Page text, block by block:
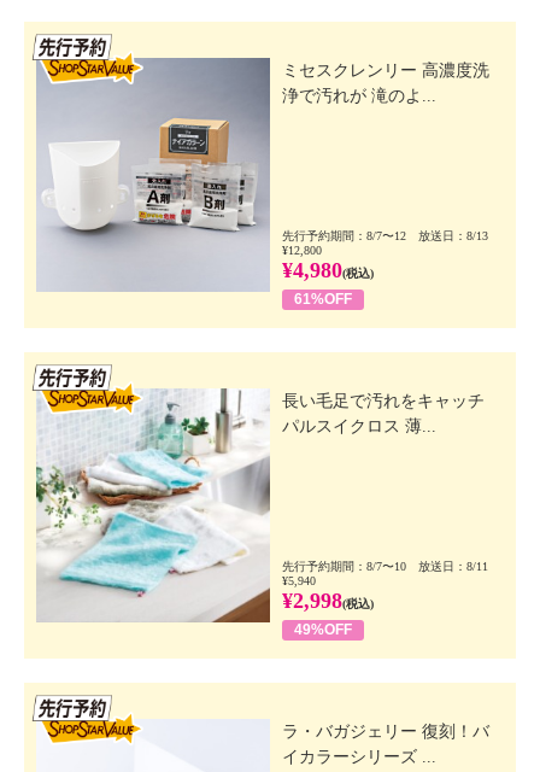
ミセスクレンリー 高濃度洗
浄で汚れが 滝のよ...
先行予約期間：8/7〜12 放送日：8/13
¥12,800
¥4,980(税込)
61%OFF
長い毛足で汚れをキャッチ
パルスイクロス 薄...
先行予約期間：8/7〜10 放送日：8/11
¥5,940
¥2,998(税込)
49%OFF
ラ・バガジェリー 復刻！バ
イカラーシリーズ ...